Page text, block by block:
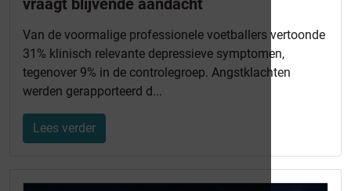
vraagt blijvende aandacht
Van de voormalige professionele voetballers vertoonde
31% klinisch relevante depressieve symptomen,
tegenover 9% in de controlegroep. Angstklachten
werden gerapporteerd d...
Lees verder